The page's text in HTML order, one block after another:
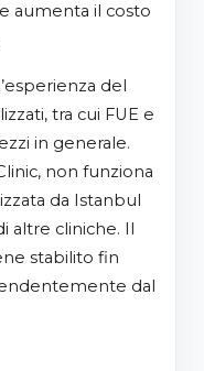
aumenta il costo
tra cui FUE e
in generale.
non funziona
da Istanbul
altre cliniche. Il
stabilito fin
dal